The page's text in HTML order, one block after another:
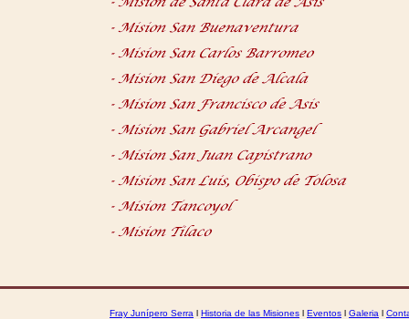
Fray Junípero Serra l Historia de las Misiones l Eventos l Galeria l